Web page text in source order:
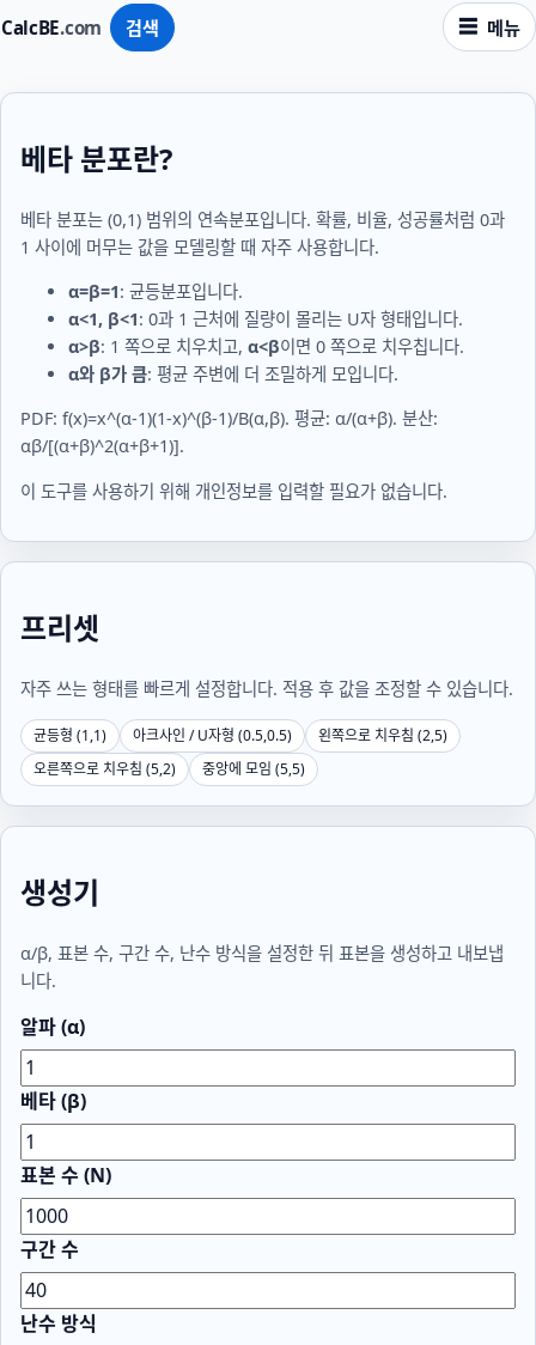
CalcBE.com 검색 메뉴
베타 분포란?
베타 분포는 (0,1) 범위의 연속분포입니다. 확률, 비율, 성공률처럼 0과
1 사이에 머무는 값을 모델링할 때 자주 사용합니다.
α=β=1: 균등분포입니다.
α<1, β<1: 0과 1 근처에 질량이 몰리는 U자 형태입니다.
α>β: 1 쪽으로 치우치고, α<β이면 0 쪽으로 치우칩니다.
α와 β가 큼: 평균 주변에 더 조밀하게 모입니다.
PDF: f(x)=x^(α-1)(1-x)^(β-1)/B(α,β). 평균: α/(α+β). 분산:
αβ/[(α+β)^2(α+β+1)].
이 도구를 사용하기 위해 개인정보를 입력할 필요가 없습니다.
프리셋
자주 쓰는 형태를 빠르게 설정합니다. 적용 후 값을 조정할 수 있습니다.
균등형 (1,1) 아크사인 / U자형 (0.5,0.5)
왼쪽으로 치우침 (2,5)
오른쪽으로 치우침 (5,2)
중앙에 모임 (5,5)
생성기
α/β, 표본 수, 구간 수, 난수 방식을 설정한 뒤 표본을 생성하고 내보냅
니다.
알파 (α)
베타 (β)
표본 수 (N)
구간 수
난수 방식